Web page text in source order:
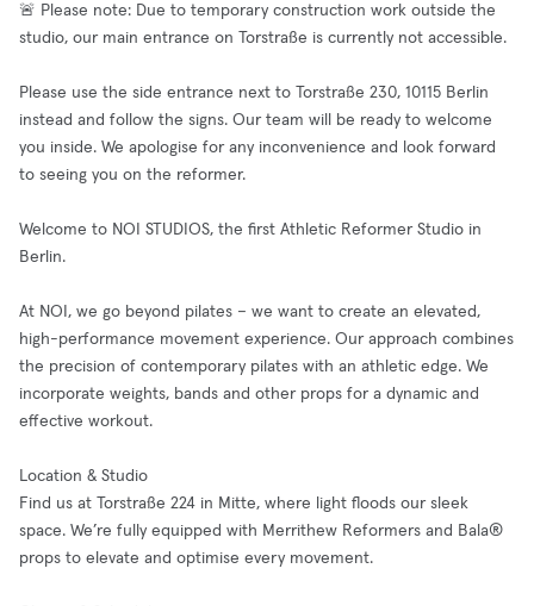
🚨 Please note: Due to temporary construction work outside the
studio, our main entrance on Torstraße is currently not accessible.
Please use the side entrance next to Torstraße 230, 10115 Berlin
instead and follow the signs. Our team will be ready to welcome
you inside. We apologise for any inconvenience and look forward
to seeing you on the reformer.
Welcome to NOI STUDIOS, the first Athletic Reformer Studio in
Berlin.
At NOI, we go beyond pilates – we want to create an elevated,
high-performance movement experience. Our approach combines
the precision of contemporary pilates with an athletic edge. We
incorporate weights, bands and other props for a dynamic and
effective workout.
Location & Studio
Find us at Torstraße 224 in Mitte, where light floods our sleek
space. We’re fully equipped with Merrithew Reformers and Bala®
props to elevate and optimise every movement.